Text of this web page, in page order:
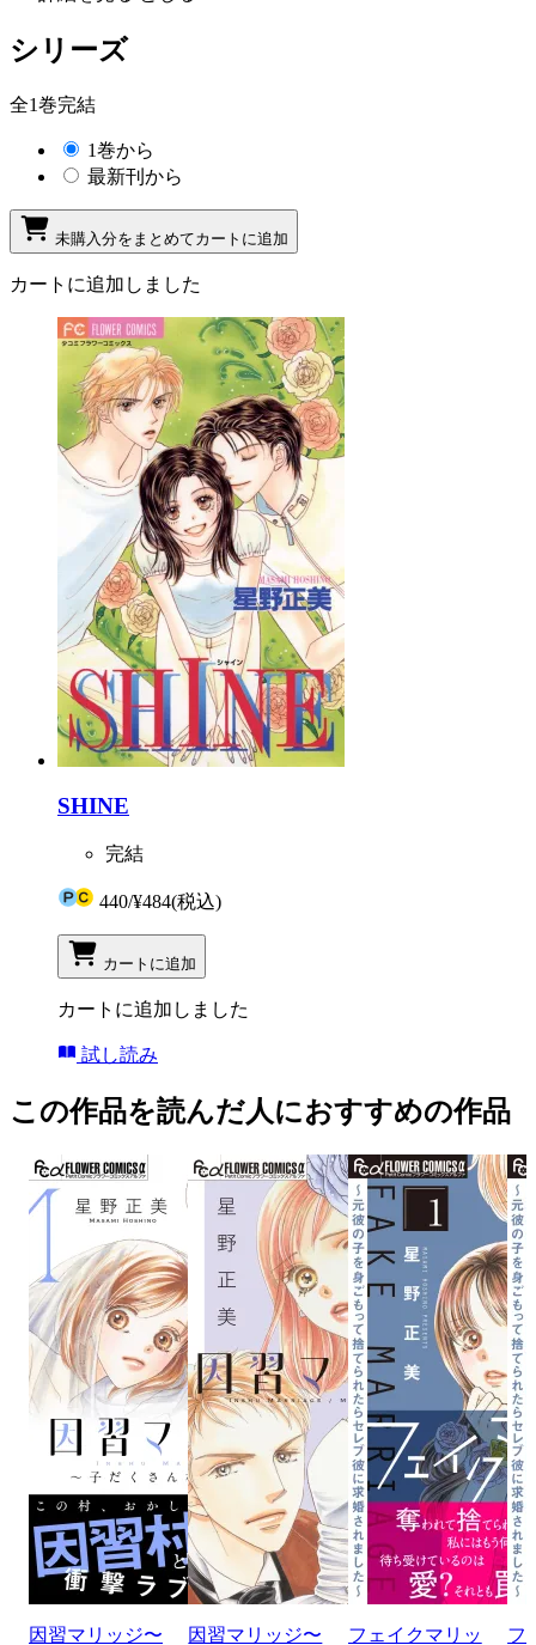
シリーズ
全1巻完結
1巻から
最新刊から
未購入分をまとめてカートに追加
カートに追加しました
SHINE
完結
440/¥484(税込)
カートに追加
カートに追加しました
試し読み
この作品を読んだ人におすすめの作品
因習マリッジ〜
因習マリッジ〜
フェイクマリッ
フ